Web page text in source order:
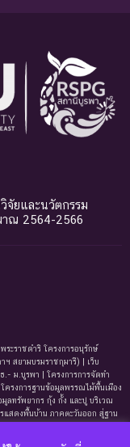
จัยและนวัตกรรม
าณ 2564-2566
ะราชดำริ โครงการอนุรักษ์
ฯ สยามบรมราชกุมารี) | เว็บ
ม.บูรพา | โครงการการจัดทํา
ครงการฐานข้อมูลพรรณไม้พื้นเมือง
ลทรัพยากร กุ้ง กั้ง และปู บริเวณ
แสดงพื้นบ้าน ภาคตะวันออก สู่ฐาน
ลมดในเขตภาคตะวันออกของ